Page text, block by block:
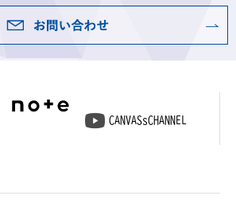
CANVASsCHANNEL